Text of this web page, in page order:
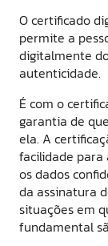
O certificado
permite a
digitalmente
autenticidade.
É com o
garantia de
ela. A
facilidade
os dados
da assinatura
situações em
fundamental